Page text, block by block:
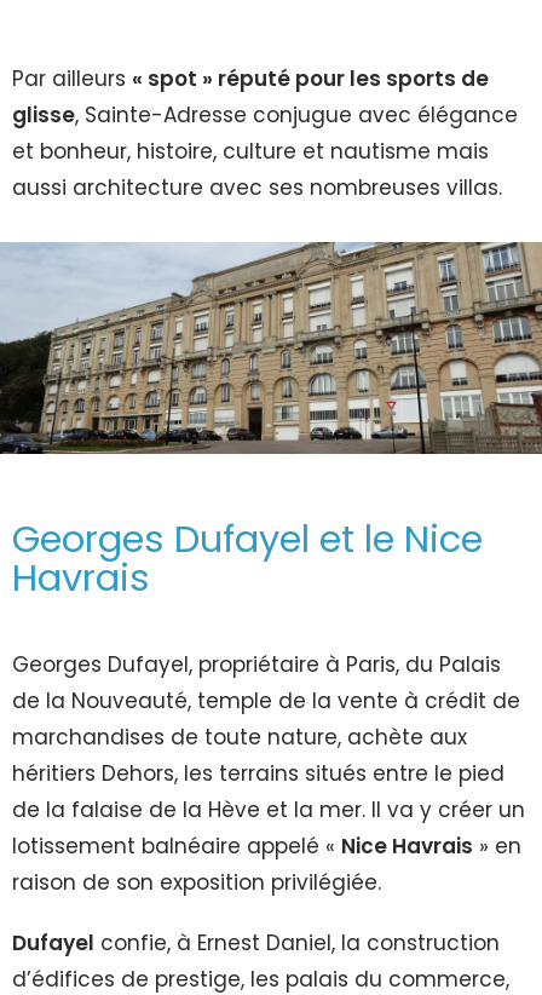
Par ailleurs « spot » réputé pour les sports de
glisse, Sainte-Adresse conjugue avec élégance
et bonheur, histoire, culture et nautisme mais
aussi architecture avec ses nombreuses villas.
Georges Dufayel et le Nice
Havrais
Georges Dufayel, propriétaire à Paris, du Palais
de la Nouveauté, temple de la vente à crédit de
marchandises de toute nature, achète aux
héritiers Dehors, les terrains situés entre le pied
de la falaise de la Hève et la mer. Il va y créer un
lotissement balnéaire appelé « Nice Havrais » en
raison de son exposition privilégiée.
Dufayel confie, à Ernest Daniel, la construction
d’édifices de prestige, les palais du commerce,